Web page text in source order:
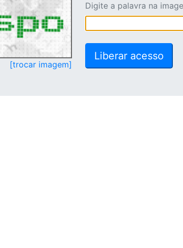
[trocar imagem]
Digite a palavra na